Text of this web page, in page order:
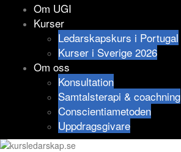
Om UGI
Kurser
Ledarskapskurs i Portugal
Kurser i Sverige 2026
Om oss
Konsultation
Samtalsterapi & coachning
Conscientiametoden
Uppdragsgivare